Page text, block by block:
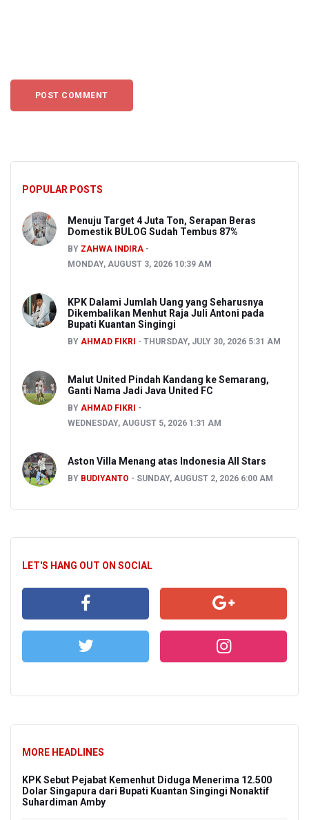
POPULAR POSTS
Menuju Target 4 Juta Ton, Serapan Beras
Domestik BULOG Sudah Tembus 87%
BY ZAHWA INDIRA
MONDAY, AUGUST 3, 2026 10:39 AM
KPK Dalami Jumlah Uang yang Seharusnya
Dikembalikan Menhut Raja Juli Antoni pada
Bupati Kuantan Singingi
BY AHMAD FIKRI THURSDAY, JULY 30, 2026 5:31 AM
Malut United Pindah Kandang ke Semarang,
Ganti Nama Jadi Java United FC
BY AHMAD FIKRI
WEDNESDAY, AUGUST 5, 2026 1:31 AM
Aston Villa Menang atas Indonesia All Stars
BY BUDIYANTO SUNDAY, AUGUST 2, 2026 6:00 AM
LET'S HANG OUT ON SOCIAL
MORE HEADLINES
KPK Sebut Pejabat Kemenhut Diduga Menerima 12.500
Dolar Singapura dari Bupati Kuantan Singingi Nonaktif
Suhardiman Amby